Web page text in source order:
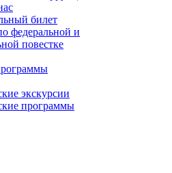
билет
федеральной и
повестке
экскурсии
программы